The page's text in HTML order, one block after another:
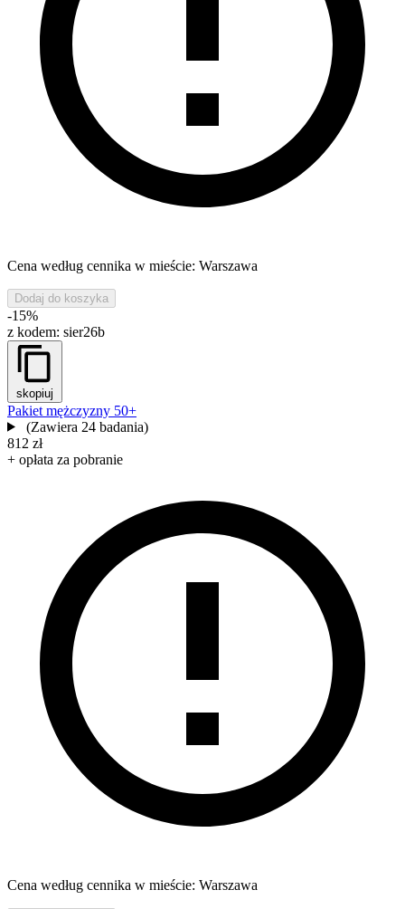
Cena według cennika w mieście: Warszawa
Dodaj do koszyka
-15%
z kodem: sier26b
skopiuj
Pakiet mężczyzny 50+
(Zawiera 24 badania)
812 zł
+ opłata za pobranie
Cena według cennika w mieście: Warszawa